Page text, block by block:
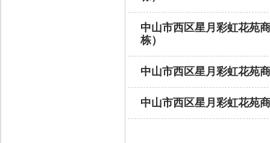
中山市西区星月彩虹花苑
栋）
中山市西区星月彩虹花苑
中山市西区星月彩虹花苑